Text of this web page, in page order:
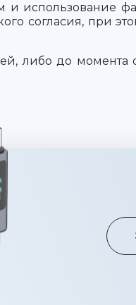
и использование
согласия, при
либо до момента